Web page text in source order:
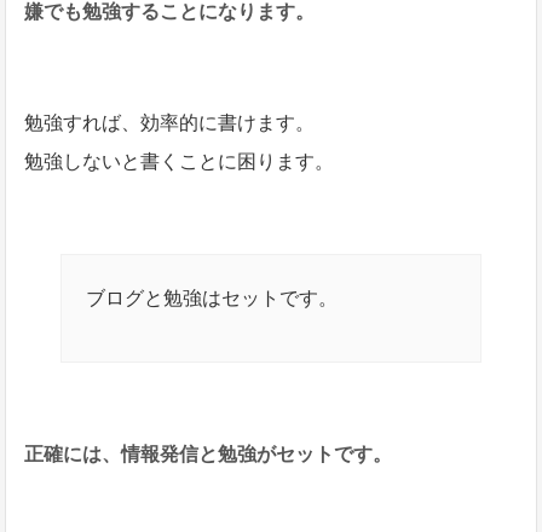
嫌でも勉強することになります。
勉強すれば、効率的に書けます。
勉強しないと書くことに困ります。
ブログと勉強はセットです。
正確には、情報発信と勉強がセットです。